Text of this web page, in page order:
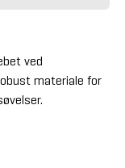
ved
materiale for